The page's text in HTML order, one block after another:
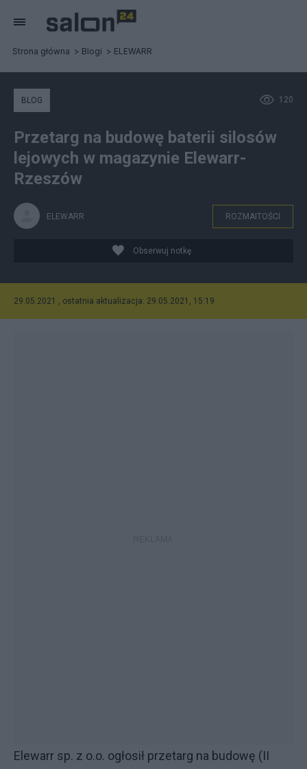
Strona główna Blogi ELEWARR
120
BLOG
Przetarg na budowę baterii silosów
lejowych w magazynie Elewarr-
Rzeszów
ELEWARR ROZMAITOŚCI
Obserwuj notkę
29.05.2021 , ostatnia aktualizacja: 29.05.2021, 15:19
Elewarr sp. z o.o. ogłosił przetarg na budowę (II